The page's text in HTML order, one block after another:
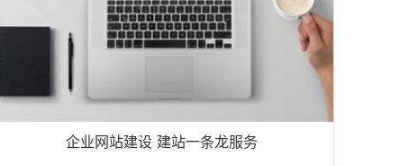
企业网站建设 建站一条龙服务